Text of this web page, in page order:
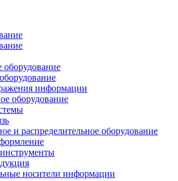
оборудование
информации
оборудование
и распределительное оборудование
носители информации